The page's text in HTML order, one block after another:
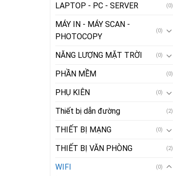
LAPTOP - PC - SERVER (0)
MÁY IN - MÁY SCAN -
PHOTOCOPY
(0)
NĂNG LƯỢNG MẶT TRỜI (0)
PHẦN MỀM (0)
PHỤ KIÊN (0)
Thiết bị dẫn đường (2)
THIẾT BỊ MẠNG (0)
THIẾT BỊ VĂN PHÒNG (2)
WIFI (0)